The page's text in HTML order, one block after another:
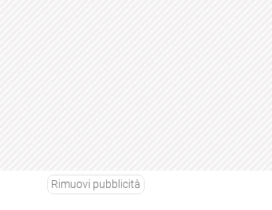
Rimuovi pubblicità